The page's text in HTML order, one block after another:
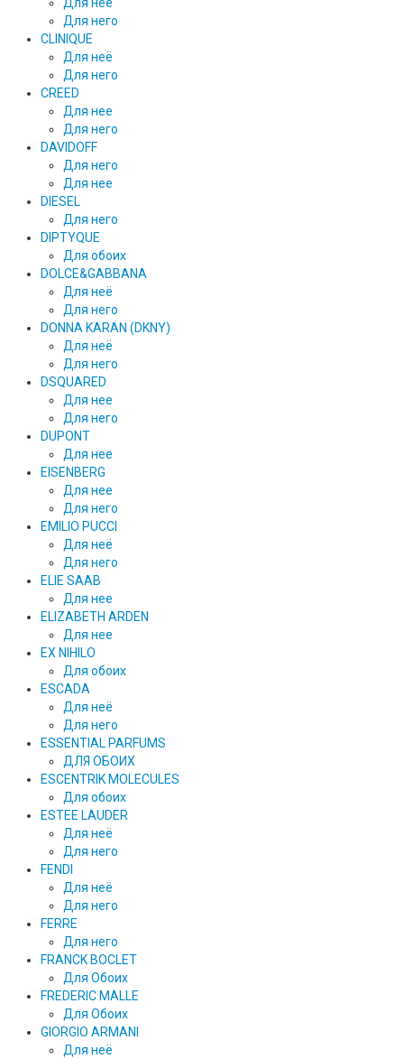
Для нее
Для него
CLINIQUE
Для неё
Для него
CREED
Для нее
Для него
DAVIDOFF
Для него
Для нее
DIESEL
Для него
DIPTYQUE
Для обоих
DOLCE&GABBANA
Для неё
Для него
DONNA KARAN (DKNY)
Для неё
Для него
DSQUARED
Для нее
Для него
DUPONT
Для нее
EISENBERG
Для нее
Для него
EMILIO PUCCI
Для неё
Для него
ELIE SAAB
Для нее
ELIZABETH ARDEN
Для нее
EX NIHILO
Для обоих
ESCADA
Для неё
Для него
ESSENTIAL PARFUMS
ДЛЯ ОБОИХ
ESCENTRIK MOLECULES
Для обоих
ESTEE LAUDER
Для неё
Для него
FENDI
Для неё
Для него
FERRE
Для него
FRANCK BOCLET
Для Обоих
FREDERIC MALLE
Для Обоих
GIORGIO ARMANI
Для неё